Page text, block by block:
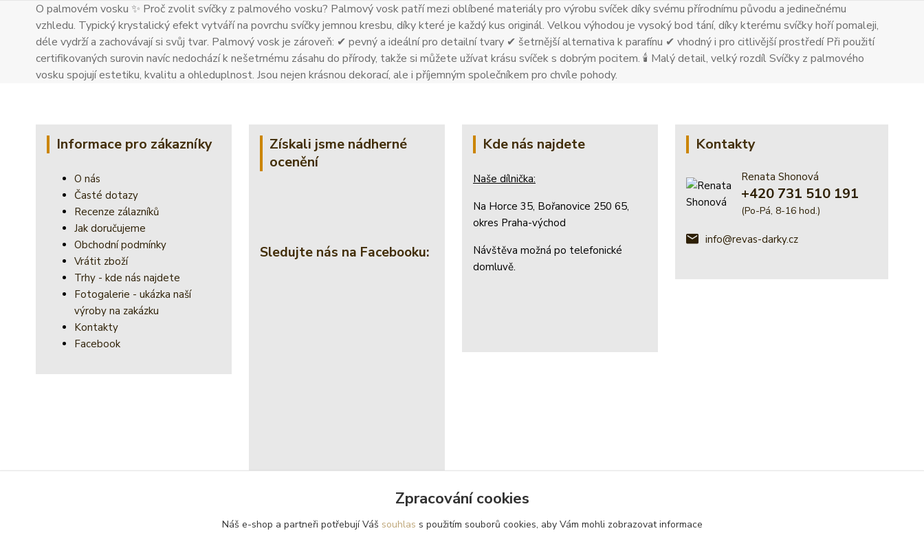
O palmovém vosku ✨ Proč zvolit svíčky z palmového vosku? Palmový vosk patří mezi oblíbené materiály pro výrobu svíček díky svému přírodnímu původu a jedinečnému
vzhledu. Typický krystalický efekt vytváří na povrchu svíčky jemnou kresbu, díky které je každý kus originál. Velkou výhodou je vysoký bod tání, díky kterému svíčky hoří pomaleji,
déle vydrží a zachovávají si svůj tvar. Palmový vosk je zároveň: ✔ pevný a ideální pro detailní tvary ✔ šetrnější alternativa k parafínu ✔ vhodný i pro citlivější prostředí Při použití
certifikovaných surovin navíc nedochází k nešetrnému zásahu do přírody, takže si můžete užívat krásu svíček s dobrým pocitem. 🕯 Malý detail, velký rozdíl Svíčky z palmového
vosku spojují estetiku, kvalitu a ohleduplnost. Jsou nejen krásnou dekorací, ale i příjemným společníkem pro chvíle pohody.
Informace pro zákazníky
O nás
Časté dotazy
Recenze zálazníků
Jak doručujeme
Obchodní podmínky
Vrátit zboží
Trhy - kde nás najdete
Fotogalerie - ukázka naší
výroby na zakázku
Kontakty
Facebook
Získali jsme nádherné
ocenění
Sledujte nás na Facebooku:
Kde nás najdete
Naše dílnička:
Na Horce 35, Bořanovice 250 65,
okres Praha-východ
Návštěva možná po telefonické
domluvě.
Kontakty
Renata Shonová
+420 731 510 191
(Po-Pá, 8-16 hod.)
info@revas-darky.cz
Zpracování cookies
Náš e-shop a partneři potřebují Váš souhlas s použitím souborů cookies, aby Vám mohli zobrazovat informace